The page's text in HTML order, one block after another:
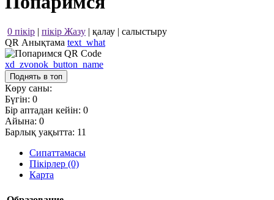
0 пікір | пікір Жазу | қалау | салыстыру
QR Анықтама text_what
xd_zvonok_button_name
Поднять в топ
Көру саны:
Бүгін: 0
Бір аптадан кейін: 0
Айына: 0
Барлық уақытта: 11
Сипаттамасы
Пікірлер (0)
Карта